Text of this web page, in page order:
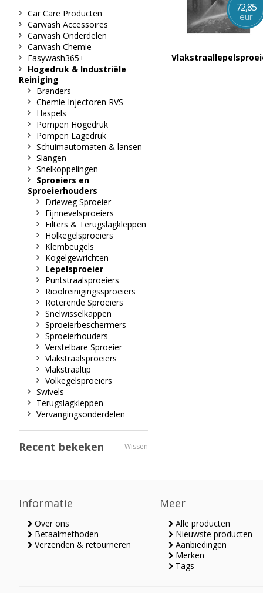
72,85
eur
Car Care Producten
Carwash Accessoires
Carwash Onderdelen
Carwash Chemie
Easywash365+
Hogedruk & Industriële
Reiniging
Branders
Chemie Injectoren RVS
Haspels
Pompen Hogedruk
Pompen Lagedruk
Schuimautomaten & lansen
Slangen
Snelkoppelingen
Sproeiers en
Sproeierhouders
Drieweg Sproeier
Fijnnevelsproeiers
Filters & Terugslagkleppen
Holkegelsproeiers
Klembeugels
Kogelgewrichten
Lepelsproeier
Puntstraalsproeiers
Rioolreinigingssproeiers
Roterende Sproeiers
Snelwisselkappen
Sproeierbeschermers
Sproeierhouders
Verstelbare Sproeier
Vlakstraalsproeiers
Vlakstraaltip
Volkegelsproeiers
Swivels
Terugslagkleppen
Vervangingsonderdelen
Recent bekeken Wissen
Informatie
Over ons
Betaalmethoden
Verzenden & retourneren
Meer
Alle producten
Nieuwste producten
Aanbiedingen
Merken
Tags